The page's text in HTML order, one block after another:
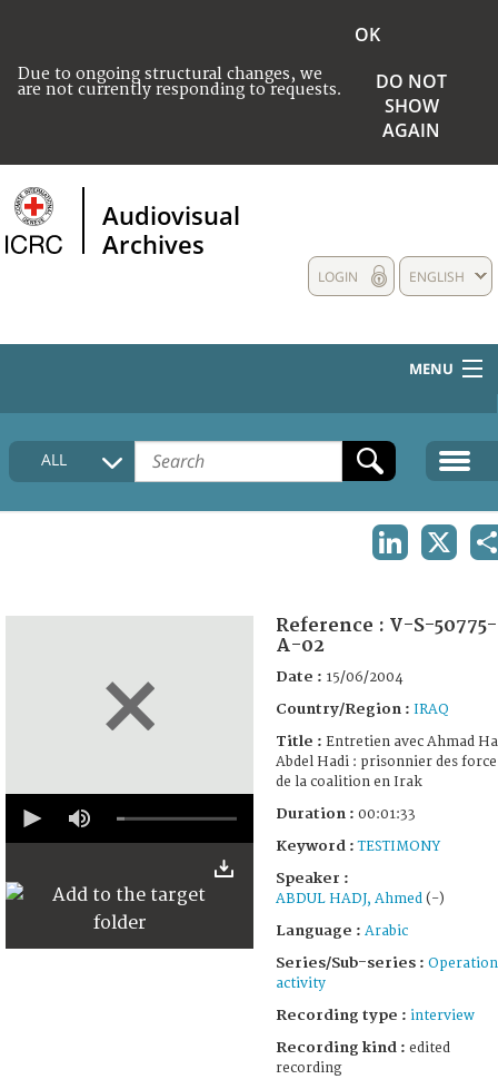
Due to ongoing structural changes, we
are not currently responding to requests.
OK
DO NOT
SHOW
AGAIN
Audiovisual
Archives
ENGLISH
LOGIN
MENU
HOME
COLLECTIONS DESCRIPTION
ALL
seconds
33
Reference : V-S-50775-
A-02
Date : 15/06/2004
Country/Region : IRAQ
Title : Entretien avec Ahmad
Abdel Hadi : prisonnier des
de la coalition en Irak
Duration : 00:01:33
Keyword :TESTIMONY
Speaker :
ABDUL HADJ, Ahmed (-)
Language : Arabic
Series/Sub-series :
activity
Recording type : interview
Recording kind : edited
recording